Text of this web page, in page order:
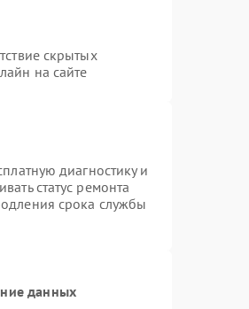
скрытых
на сайте
диагностику и
статус ремонта
срока службы
данных